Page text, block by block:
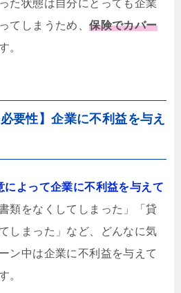
た状態は自分にとっても企業
てしまうため、保険でカバー
。
要性】企業に不利益を与え
によって企業に不利益を与えて
類をなくしてしまった」「貸
しまった」など、どんなに気
ン中は企業に不利益を与えて
。